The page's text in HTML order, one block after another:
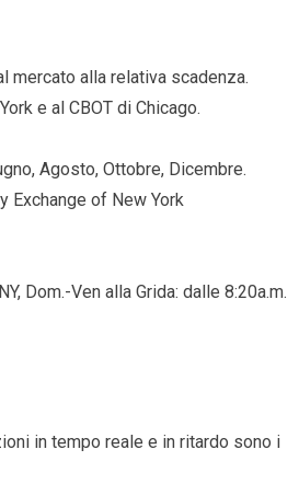
mercato alla relativa scadenza.
e al CBOT di Chicago.
Agosto, Ottobre, Dicembre.
Exchange of New York
Dom.-Ven alla Grida: dalle 8:20a.m.
in tempo reale e in ritardo sono i